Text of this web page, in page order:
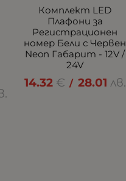
Комплект LED
Плафони за
Регистрационен
номер Бели с Червен
Neon Габарит - 12V /
24V
14.32 € / 28.01 лв.